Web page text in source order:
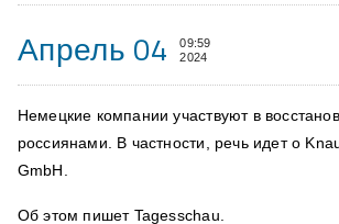
Апрель 04
09:59
2024
Немецкие компании участвуют в
россиянами. В частности, речь идет о
GmbH.
Об этом пишет Tagesschau.